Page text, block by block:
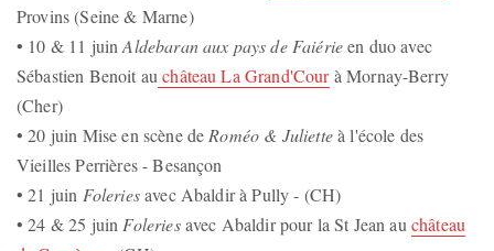
Provins (Seine & Marne)
• 10 & 11 juinAldebaran aux pays de Faiérieen duo avec
Sébastien Benoit au château La Grand'Courà Mornay-Berry
(Cher)
• 20 juin Mise en scène de Roméo & Julietteà l'école des
Vieilles Perrières - Besançon
• 21 juin Foleriesavec Abaldir à Pully - (CH)
• 24 & 25 juin Foleriesavec Abaldir pour la St Jean au château